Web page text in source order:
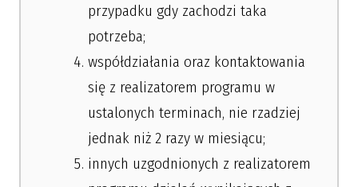
przypadku gdy zachodzi taka
potrzeba;
współdziałania oraz kontaktowania
się z realizatorem programu w
ustalonych terminach, nie rzadziej
jednak niż 2 razy w miesiącu;
innych uzgodnionych z realizatorem